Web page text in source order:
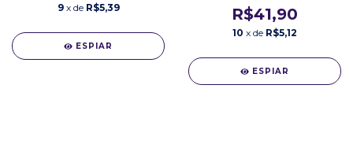
9 x de R$5,39
ESPIAR
R$41,90
10 x de R$5,12
ESPIAR